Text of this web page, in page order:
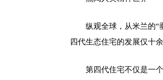
纵观全球，从米兰的“
四代生态住宅的发展仅十
第四代住宅不仅是一